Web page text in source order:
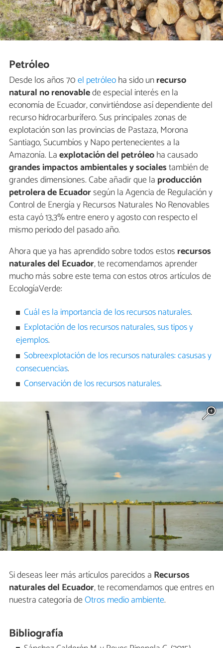
Petróleo
Desde los años 70el petróleoha sido unrecurso
natural no renovablede especial interés en la
economía de Ecuador, convirtiéndose así dependiente del
recurso hidrocarburífero. Sus principales zonas de
explotación son las provincias de Pastaza, Morona
Santiago, Sucumbíos y Napo pertenecientes a la
Amazonía. Laexplotación del petróleoha causado
grandes impactos ambientales y socialestambién de
grandes dimensiones. Cabe añadir que la producción
petrolera de Ecuadorsegún la Agencia de Regulación y
Control de Energía y Recursos Naturales No Renovables
esta cayó 13,3% entre enero y agosto con respecto el
mismo periodo del pasado año.
Ahora que ya has aprendido sobre todos estos recursos
naturales del Ecuador, te recomendamos aprender
mucho más sobre este tema con estos otros artículos de
EcologíaVerde:
Cuál es la importancia de los recursos naturales.
Explotación de los recursos naturales, sus tipos y
ejemplos.
Sobreexplotación de los recursos naturales: casusas y
consecuencias.
Conservación de los recursos naturales.
Si deseas leer más artículos parecidos a Recursos
naturales del Ecuador, te recomendamos que entres en
nuestra categoría deOtros medio ambiente.
Bibliografía